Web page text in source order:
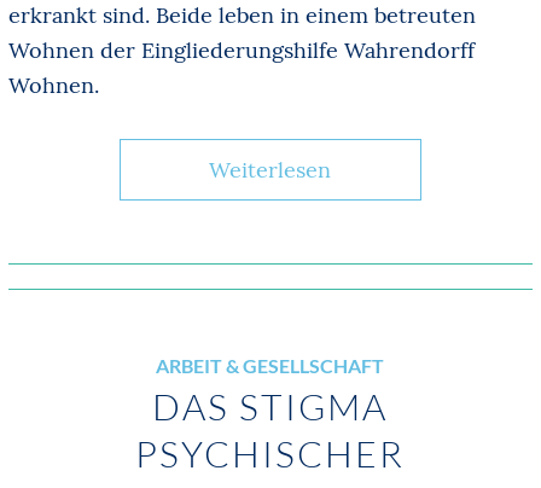
erkrankt sind. Beide leben in einem betreuten
Wohnen der Eingliederungshilfe Wahrendorff
Wohnen.
Weiterlesen
ARBEIT & GESELLSCHAFT
DAS STIGMA
PSYCHISCHER